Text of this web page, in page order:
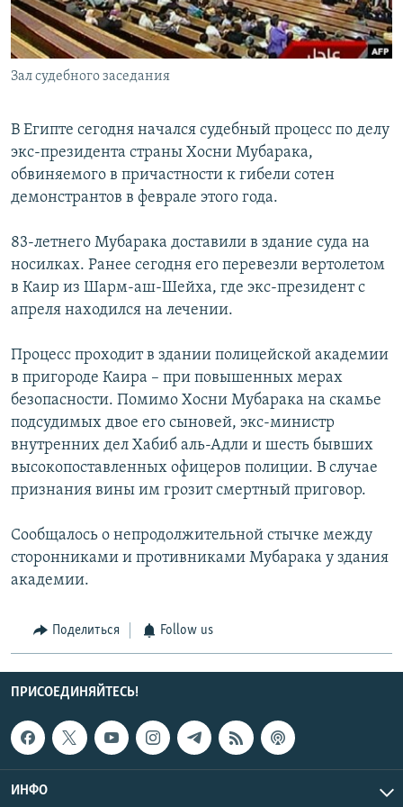
СПОРТ
МИР
БЛОГИ
ГОЛОСА
ЧИТАЕМ ПРЕССУ
АРХИВ РАДИОПРОГРАММЫ
Все сайты РСЕ/РС
Зал судебного заседания
В Египте сегодня начался судебный процесс по делу
экс-президента страны Хосни Мубарака,
обвиняемого в причастности к гибели сотен
демонстрантов в феврале этого года.
83-летнего Мубарака доставили в здание суда на
носилках. Ранее сегодня его перевезли вертолетом
в Каир из Шарм-аш-Шейха, где экс-президент с
апреля находился на лечении.
Процесс проходит в здании полицейской академии
в пригороде Каира – при повышенных мерах
безопасности. Помимо Хосни Мубарака на скамье
подсудимых двое его сыновей, экс-министр
внутренних дел Хабиб аль-Адли и шесть бывших
высокопоставленных офицеров полиции. В случае
признания вины им грозит смертный приговор.
Сообщалось о непродолжительной стычке между
сторонниками и противниками Мубарака у здания
академии.
Поделиться Follow us
ПРИСОЕДИНЯЙТЕСЬ!
ИНФО